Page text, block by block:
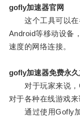
gofly加速器官网
这个工具可以在
Android等移动设备
速度的网络连接。
gofly加速器免费永久
对于玩家来说，
对于各种在线游戏来
通过使用Gofly加